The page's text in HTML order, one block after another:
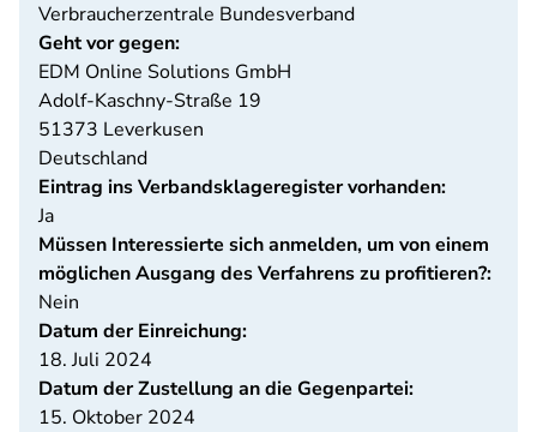
Verbraucherzentrale Bundesverband
Geht vor gegen:
EDM Online Solutions GmbH
Adolf-Kaschny-Straße 19
51373 Leverkusen
Deutschland
Eintrag ins Verbandsklageregister vorhanden:
Ja
Müssen Interessierte sich anmelden, um von einem
möglichen Ausgang des Verfahrens zu profitieren?:
Nein
Datum der Einreichung:
18. Juli 2024
Datum der Zustellung an die Gegenpartei:
15. Oktober 2024